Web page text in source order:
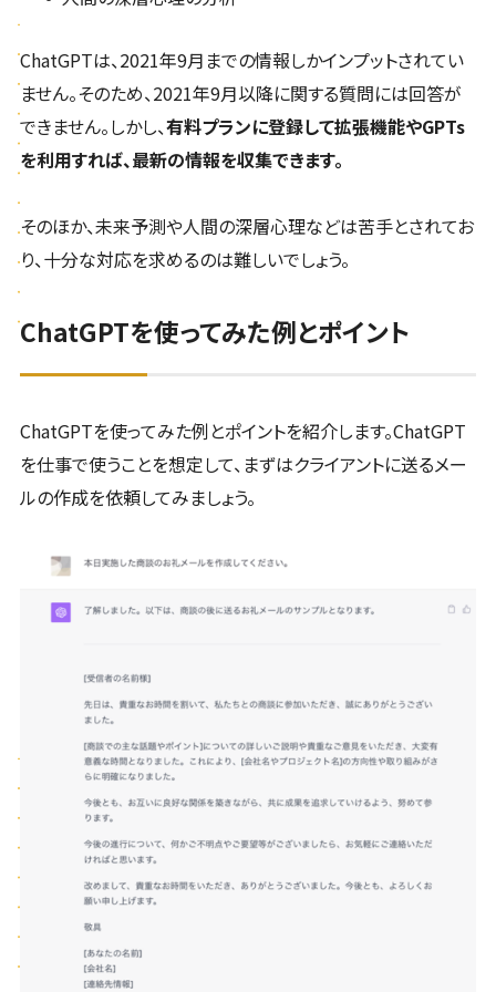
ChatGPTは、2021年9月までの情報しかインプットされてい
ません。そのため、2021年9月以降に関する質問には回答が
できません。しかし、有料プランに登録して拡張機能やGPTs
を利用すれば、最新の情報を収集できます。
そのほか、未来予測や人間の深層心理などは苦手とされてお
り、十分な対応を求めるのは難しいでしょう。
ChatGPTを使ってみた例とポイント
ChatGPTを使ってみた例とポイントを紹介します。ChatGPT
を仕事で使うことを想定して、まずはクライアントに送るメー
ルの作成を依頼してみましょう。